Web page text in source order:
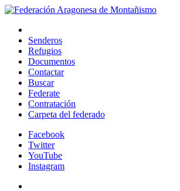
Senderos
Refugios
Documentos
Contactar
Buscar
Federate
Contratación
Carpeta del federado
Facebook
Twitter
YouTube
Instagram